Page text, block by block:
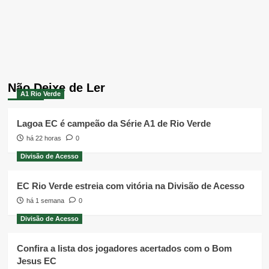
Não Deixe de Ler
A1 Rio Verde
Lagoa EC é campeão da Série A1 de Rio Verde
há 22 horas 0
Divisão de Acesso
EC Rio Verde estreia com vitória na Divisão de Acesso
há 1 semana 0
Divisão de Acesso
Confira a lista dos jogadores acertados com o Bom
Jesus EC